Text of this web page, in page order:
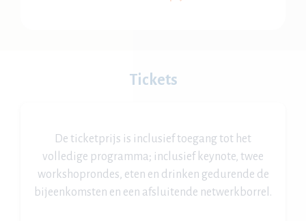
Tickets
De ticketprijs is inclusief toegang tot het
volledige programma; inclusief keynote, twee
workshoprondes, eten en drinken gedurende de
bijeenkomsten en een afsluitende netwerkborrel.